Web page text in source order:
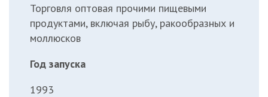
Торговля оптовая прочими пищевыми
продуктами, включая рыбу, ракообразных и
моллюсков
Год запуска
1993